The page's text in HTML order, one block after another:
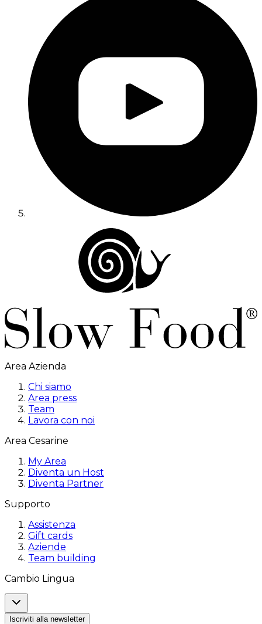
Area Azienda
Chi siamo
Area press
Team
Lavora con noi
Area Cesarine
My Area
Diventa un Host
Diventa Partner
Supporto
Assistenza
Gift cards
Aziende
Team building
Cambio Lingua
Iscriviti alla newsletter